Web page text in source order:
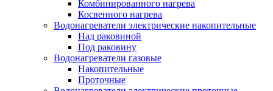
Комбинированного нагрева
Косвенного нагрева
Водонагреватели электрические накопительные
Над раковиной
Под раковину
Водонагреватели газовые
Накопительные
Проточные